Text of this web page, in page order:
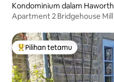
Kondominium dalam Haworth
Apartment 2 Bridgehouse Mill
Pilihan utama tetamu
Pilihan tetamu